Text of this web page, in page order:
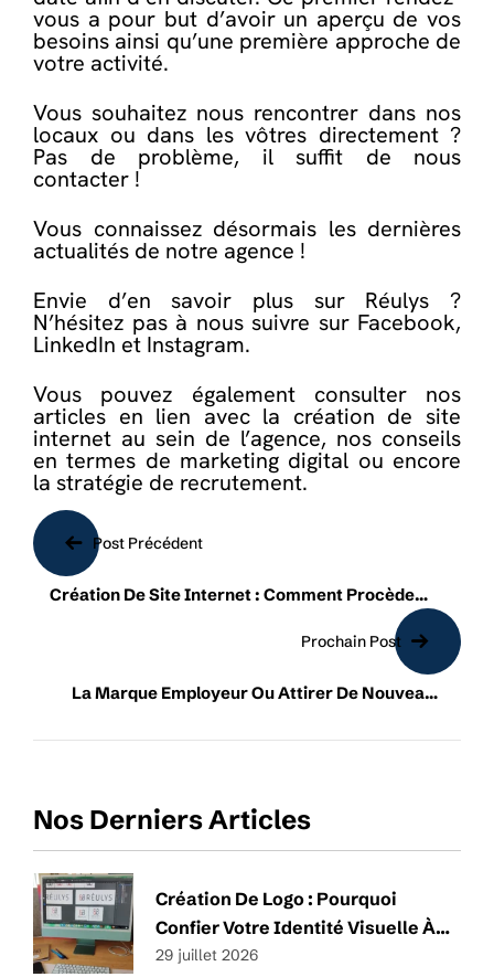
vous a pour but d’avoir un aperçu de vos
besoins ainsi qu’une première approche de
votre activité.
Vous souhaitez nous rencontrer dans nos
locaux ou dans les vôtres directement ?
Pas de problème, il suffit de nous
contacter !
Vous connaissez désormais les dernières
actualités de notre agence !
Envie d’en savoir plus sur Réulys ?
N’hésitez pas à nous suivre sur Facebook,
LinkedIn et Instagram.
Vous pouvez également consulter nos
articles en lien avec la création de site
internet au sein de l’agence, nos conseils
en termes de marketing digital ou encore
la stratégie de recrutement.
Navigation
de
l’article
Post Précédent
Création De Site Internet : Comment Procède
Prochain Post
La Marque Employeur Ou Attirer De Nouveaux
Nos Derniers Articles
Création De Logo : Pourquoi
Confier Votre Identité Visuelle À
Un Professionnel ?
29 juillet 2026